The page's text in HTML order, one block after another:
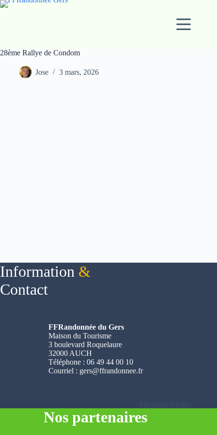
Passer
28ème Rallye de Condom
Jose 3 mars, 2026
Information &
Contact
FFRandonnée du Gers
Maison du Tourisme
3 boulevard Roquelaure
32000 AUCH
Téléphone : 06 49 44 00 10
Courriel : gers@ffrandonnee.fr
Nos partenaires